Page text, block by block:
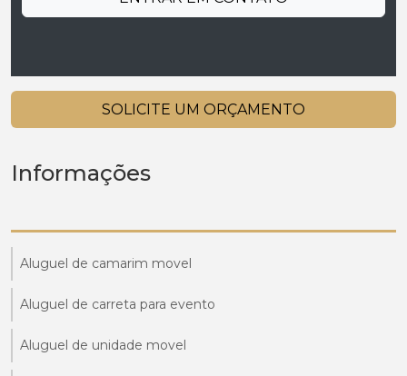
SOLICITE UM ORÇAMENTO
Informações
Aluguel de camarim movel
Aluguel de carreta para evento
Aluguel de unidade movel